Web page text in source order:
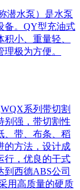
潜水泵）是水泵
备。QY型充油式
小、重量轻、
极为方便。
系列带切割
别强，带切割性
、带、布条、稻
的方法，设计成
行，优良的干式
到西德ABS公司
用高质量的硬质